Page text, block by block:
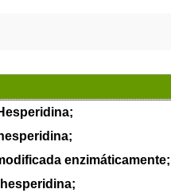
enzimáticamente;